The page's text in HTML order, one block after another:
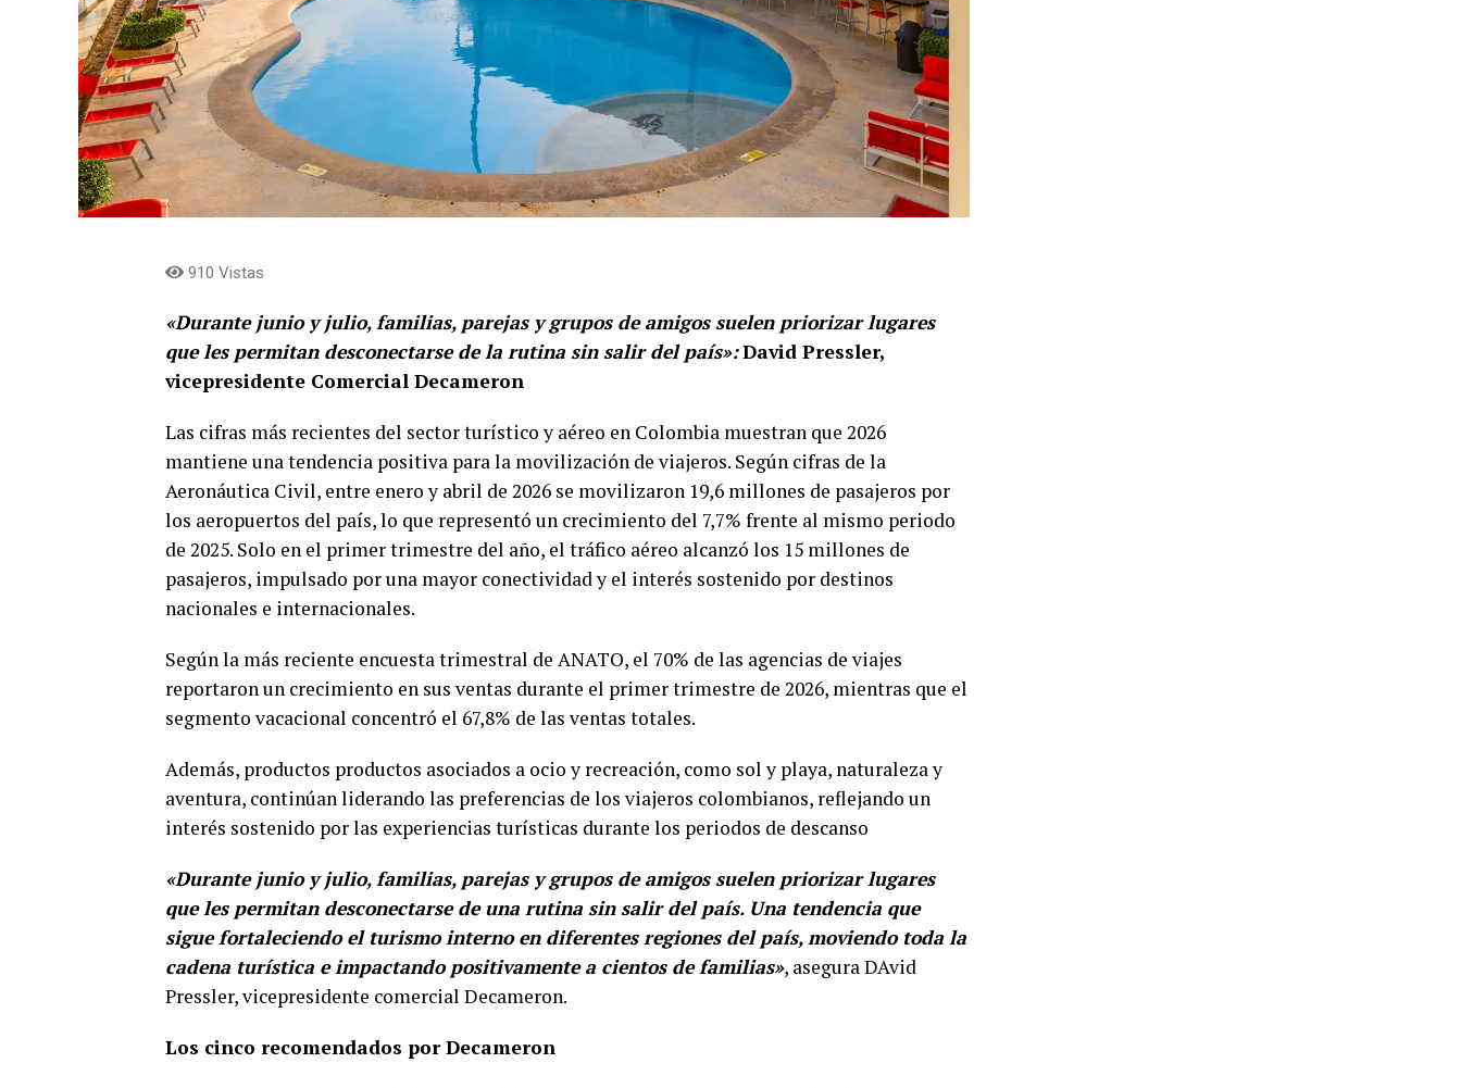
910 Vistas
«Durante junio y julio, familias, parejas y grupos de amigos suelen priorizar lugares
que les permitan desconectarse de la rutina sin salir del país»:David Pressler,
vicepresidente Comercial Decameron
Las cifras más recientes del sector turístico y aéreo en Colombia muestran que 2026
mantiene una tendencia positiva para la movilización de viajeros. Según cifras de la
Aeronáutica Civil, entre enero y abril de 2026 se movilizaron 19,6 millones de pasajeros por
los aeropuertos del país, lo que representó un crecimiento del 7,7% frente al mismo periodo
de 2025. Solo en el primer trimestre del año, el tráfico aéreo alcanzó los 15 millones de
pasajeros, impulsado por una mayor conectividad y el interés sostenido por destinos
nacionales e internacionales.
Según la más reciente encuesta trimestral de ANATO, el 70% de las agencias de viajes
reportaron un crecimiento en sus ventas durante el primer trimestre de 2026, mientras que el
segmento vacacional concentró el 67,8% de las ventas totales.
Además, productos productos asociados a ocio y recreación, como sol y playa, naturaleza y
aventura, continúan liderando las preferencias de los viajeros colombianos, reflejando un
interés sostenido por las experiencias turísticas durante los periodos de descanso
«Durante junio y julio, familias, parejas y grupos de amigos suelen priorizar lugares
que les permitan desconectarse de una rutina sin salir del país. Una tendencia que
sigue fortaleciendo el turismo interno en diferentes regiones del país, moviendo toda la
cadena turística e impactando positivamente a cientos de familias», asegura DAvid
Pressler, vicepresidente comercial Decameron.
Los cinco recomendados por Decameron